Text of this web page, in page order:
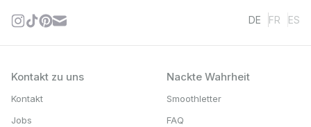
DE FR ES
Kontakt zu uns
Kontakt
Jobs
Nackte Wahrheit
Smoothletter
FAQ